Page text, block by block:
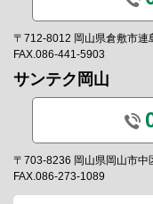
〒712-8012 岡山県倉敷市連
FAX.086-441-5903
サンテク岡山
〒703-8236 岡山県岡山市
FAX.086-273-1089